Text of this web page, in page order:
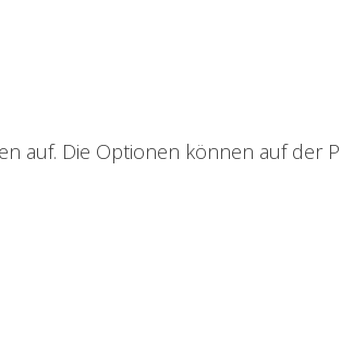
auf. Die Optionen können auf der